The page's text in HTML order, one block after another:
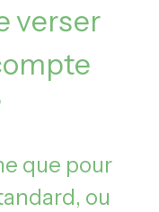
verser
que pour
ou